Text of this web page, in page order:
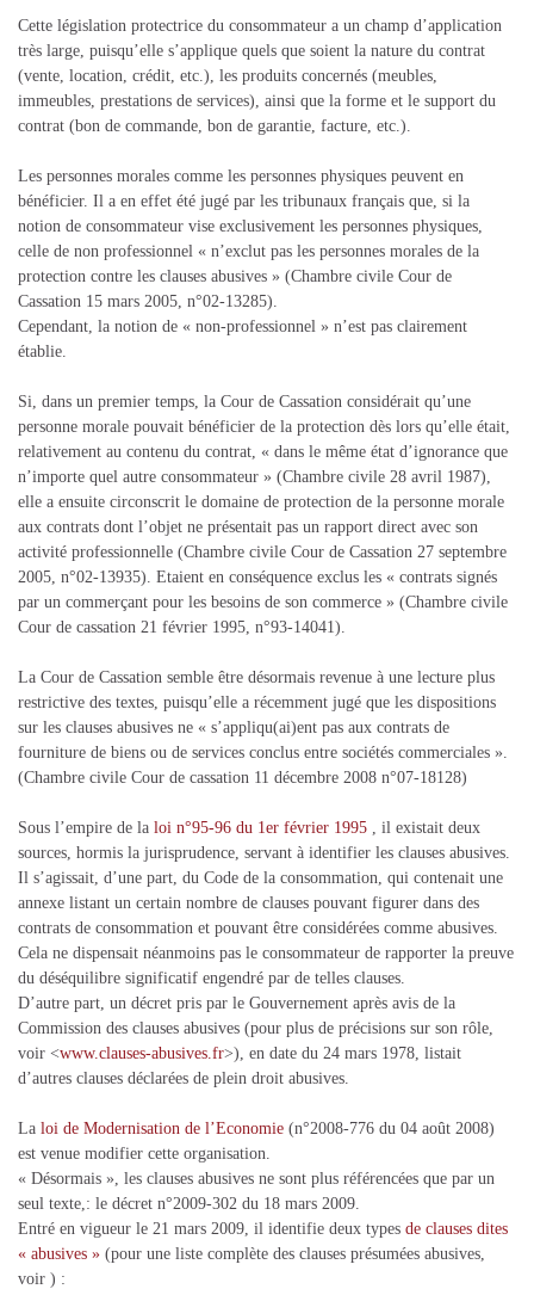
Cette législation protectrice du consommateur a un champ d’application
très large, puisqu’elle s’applique quels que soient la nature du contrat
(vente, location, crédit, etc.), les produits concernés (meubles,
immeubles, prestations de services), ainsi que la forme et le support du
contrat (bon de commande, bon de garantie, facture, etc.).
Les personnes morales comme les personnes physiques peuvent en
bénéficier. Il a en effet été jugé par les tribunaux français que, si la
notion de consommateur vise exclusivement les personnes physiques,
celle de non professionnel « n’exclut pas les personnes morales de la
protection contre les clauses abusives » (Chambre civile Cour de
Cassation 15 mars 2005, n°02-13285).
Cependant, la notion de « non-professionnel » n’est pas clairement
établie.
Si, dans un premier temps, la Cour de Cassation considérait qu’une
personne morale pouvait bénéficier de la protection dès lors qu’elle était,
relativement au contenu du contrat, « dans le même état d’ignorance que
n’importe quel autre consommateur » (Chambre civile 28 avril 1987),
elle a ensuite circonscrit le domaine de protection de la personne morale
aux contrats dont l’objet ne présentait pas un rapport direct avec son
activité professionnelle (Chambre civile Cour de Cassation 27 septembre
2005, n°02-13935). Etaient en conséquence exclus les « contrats signés
par un commerçant pour les besoins de son commerce » (Chambre civile
Cour de cassation 21 février 1995, n°93-14041).
La Cour de Cassation semble être désormais revenue à une lecture plus
restrictive des textes, puisqu’elle a récemment jugé que les dispositions
sur les clauses abusives ne « s’appliqu(ai)ent pas aux contrats de
fourniture de biens ou de services conclus entre sociétés commerciales ».
(Chambre civile Cour de cassation 11 décembre 2008 n°07-18128)
Sous l’empire de la loi n°95-96 du 1er février 1995 , il existait deux
sources, hormis la jurisprudence, servant à identifier les clauses abusives.
Il s’agissait, d’une part, du Code de la consommation, qui contenait une
annexe listant un certain nombre de clauses pouvant figurer dans des
contrats de consommation et pouvant être considérées comme abusives.
Cela ne dispensait néanmoins pas le consommateur de rapporter la preuve
du déséquilibre significatif engendré par de telles clauses.
D’autre part, un décret pris par le Gouvernement après avis de la
Commission des clauses abusives (pour plus de précisions sur son rôle,
voir <www.clauses-abusives.fr>), en date du 24 mars 1978, listait
d’autres clauses déclarées de plein droit abusives.
La loi de Modernisation de l’Economie (n°2008-776 du 04 août 2008)
est venue modifier cette organisation.
« Désormais », les clauses abusives ne sont plus référencées que par un
seul texte,: le décret n°2009-302 du 18 mars 2009.
Entré en vigueur le 21 mars 2009, il identifie deux types de clauses dites
« abusives » (pour une liste complète des clauses présumées abusives,
voir ) :